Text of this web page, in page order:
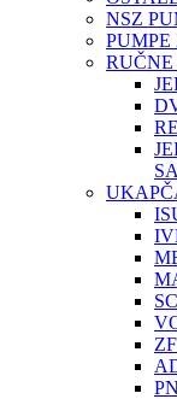
NSZ
PUMPE
RUČNE
ZF